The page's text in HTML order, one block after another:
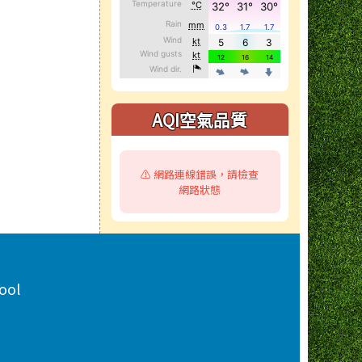
AQI空氣品質
⚠️ 網路連線錯誤，請檢查
網路狀態